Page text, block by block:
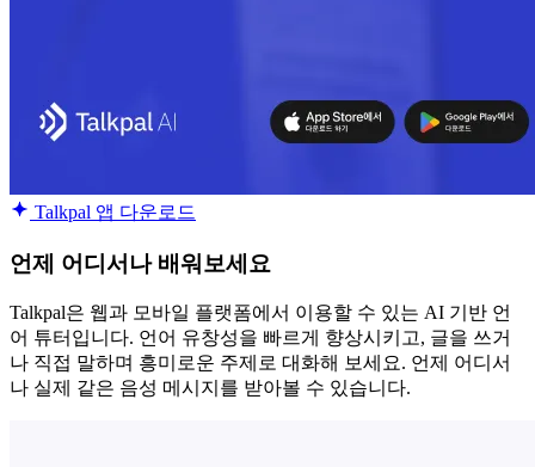
Talkpal 앱 다운로드
언제 어디서나 배워보세요
Talkpal은 웹과 모바일 플랫폼에서 이용할 수 있는 AI 기반 언
어 튜터입니다. 언어 유창성을 빠르게 향상시키고, 글을 쓰거
나 직접 말하며 흥미로운 주제로 대화해 보세요. 언제 어디서
나 실제 같은 음성 메시지를 받아볼 수 있습니다.